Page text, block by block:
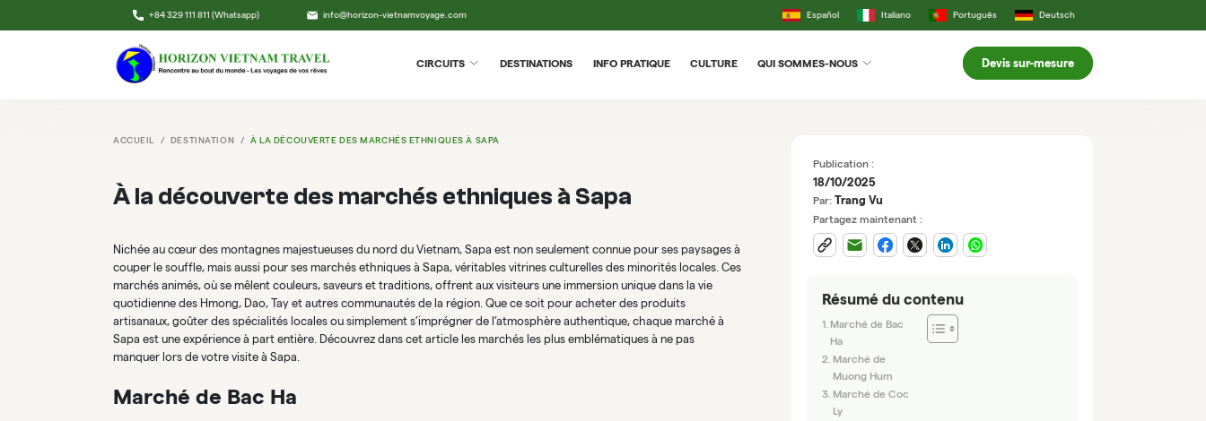
+84 329 111 811 (Whatsapp) info@horizon-vietnamvoyage.com Español Italiano Português Deutsch
CIRCUITS DESTINATIONS INFO PRATIQUE CULTURE QUI SOMMES-NOUS Devis sur-mesure
ACCUEIL DESTINATION À LA DÉCOUVERTE DES MARCHÉS ETHNIQUES À SAPA
À la découverte des marchés ethniques à Sapa
Nichée au cœur des montagnes majestueuses du nord du Vietnam, Sapa est non seulement connue pour ses paysages à
couper le souffle, mais aussi pour ses marchés ethniques à Sapa, véritables vitrines culturelles des minorités locales. Ces
marchés animés, où se mêlent couleurs, saveurs et traditions, offrent aux visiteurs une immersion unique dans la vie
quotidienne des Hmong, Dao, Tay et autres communautés de la région. Que ce soit pour acheter des produits
artisanaux, goûter des spécialités locales ou simplement s’imprégner de l’atmosphère authentique, chaque marché à
Sapa est une expérience à part entière. Découvrez dans cet article les marchés les plus emblématiques à ne pas
manquer lors de votre visite à Sapa.
Marché de Bac Ha
Publication :
18/10/2025
Par: Trang Vu
Partagez maintenant :
Résumé du contenu
Marché de Bac
Ha
Marché de
Muong Hum
Marché de Coc
Ly